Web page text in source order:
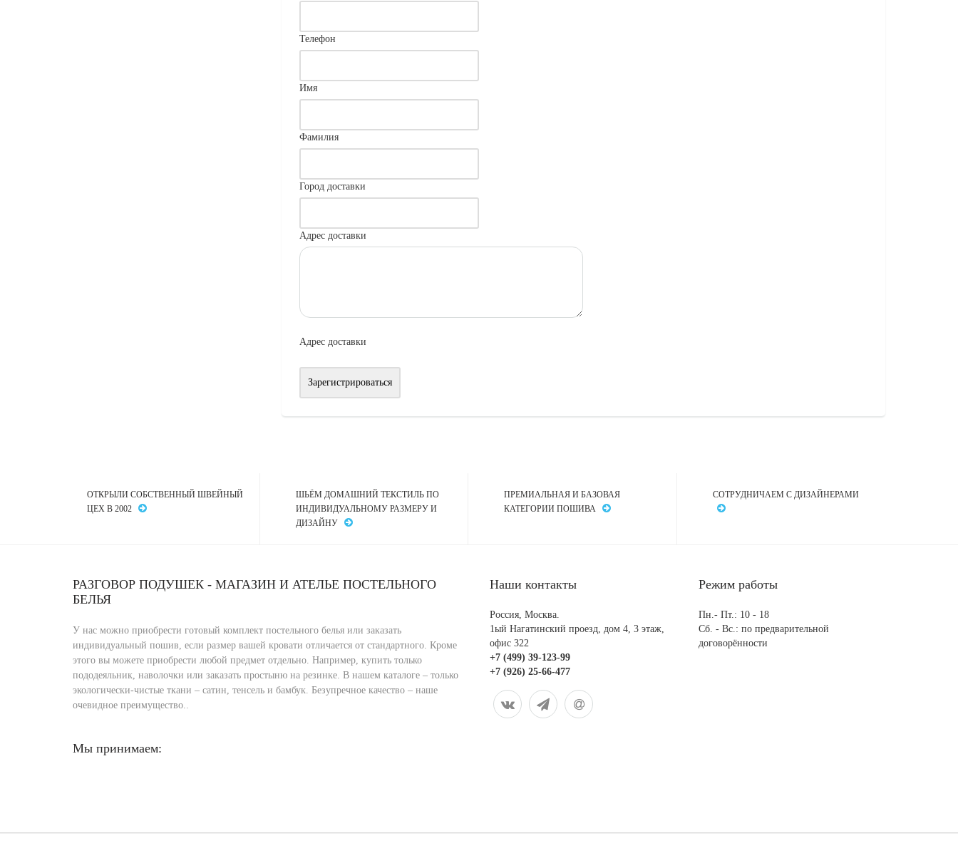
Телефон
Имя
Фамилия
Город доставки
Адрес доставки
Адрес доставки
ОТКРЫЛИ СОБСТВЕННЫЙ ШВЕЙНЫЙ
ЦЕХ В 2002
ШЬЁМ ДОМАШНИЙ ТЕКСТИЛЬ ПО
ИНДИВИДУАЛЬНОМУ РАЗМЕРУ И
ДИЗАЙНУ
ПРЕМИАЛЬНАЯ И БАЗОВАЯ
КАТЕГОРИИ ПОШИВА
СОТРУДНИЧАЕМ С ДИЗАЙНЕРАМИ
РАЗГОВОР ПОДУШЕК - МАГАЗИН И АТЕЛЬЕ ПОСТЕЛЬНОГО
БЕЛЬЯ
У нас можно приобрести готовый комплект постельного белья или заказать
индивидуальный пошив, если размер вашей кровати отличается от стандартного. Кроме
этого вы можете приобрести любой предмет отдельно. Например, купить только
пододеяльник, наволочки или заказать простыню на резинке. В нашем каталоге – только
экологически-чистые ткани – сатин, тенсель и бамбук. Безупречное качество – наше
очевидное преимущество..
Мы принимаем:
Наши контакты
Россия, Москва.
1ый Нагатинский проезд, дом 4, 3 этаж,
офис 322
+7 (499) 39-123-99
+7 (926) 25-66-477
Режим работы
Пн.- Пт.: 10 - 18
Сб. - Вс.: по предварительной
договорённости